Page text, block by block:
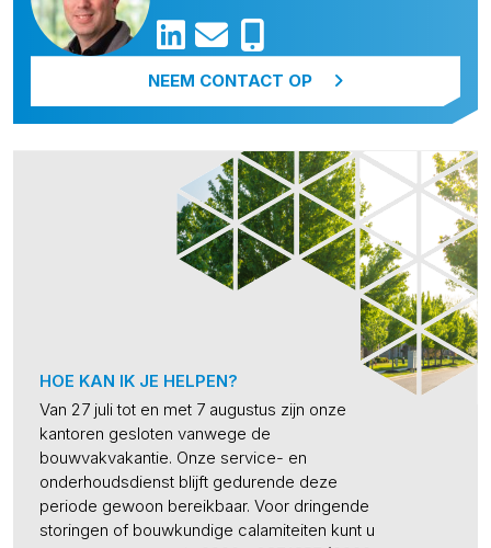
NEEM CONTACT OP
HOE KAN IK JE HELPEN?
Van 27 juli tot en met 7 augustus zijn onze
kantoren gesloten vanwege de
bouwvakvakantie. Onze service- en
onderhoudsdienst blijft gedurende deze
periode gewoon bereikbaar. Voor dringende
storingen of bouwkundige calamiteiten kunt u